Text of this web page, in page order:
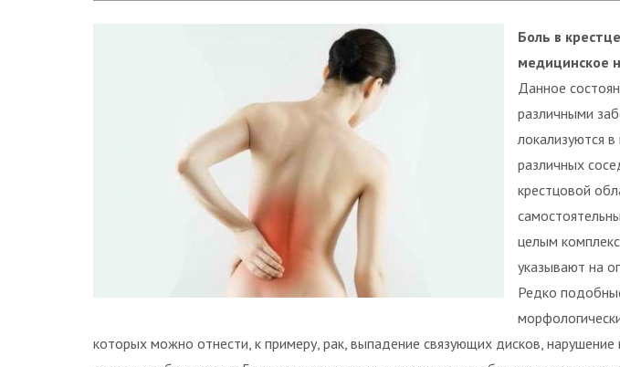
Боль в
медицинское
Данное
различными
локализуются
различных
крестцовой
целым
указывают на
Редко
которых можно отнести, к примеру, рак, выпадение связующих дисков, нарушение